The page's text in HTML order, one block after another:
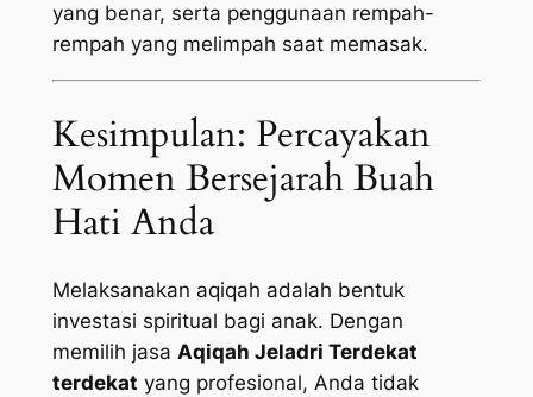
yang benar, serta penggunaan rempah-
rempah yang melimpah saat memasak.
Kesimpulan: Percayakan
Momen Bersejarah Buah
Hati Anda
Melaksanakan aqiqah adalah bentuk
investasi spiritual bagi anak. Dengan
memilih jasa Aqiqah Jeladri Terdekat
terdekat yang profesional, Anda tidak